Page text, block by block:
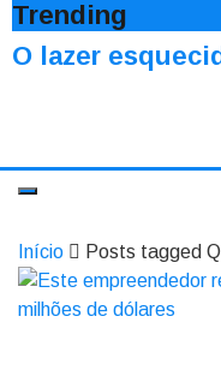
Trending
O lazer
Início Posts tagged